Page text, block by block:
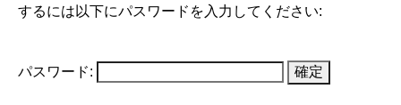
するには以下にパスワードを入力してください:
パスワード: